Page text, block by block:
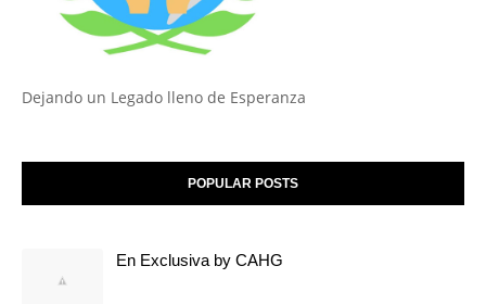
Dejando un Legado lleno de Esperanza
POPULAR POSTS
En Exclusiva by CAHG